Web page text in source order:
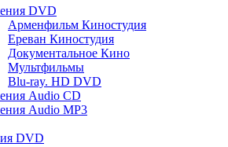
DVD
Арменфильм Киностудия
Ереван Киностудия
Документальное Кино
Мультфильмы
Blu-ray. HD DVD
Audio CD
Audio MP3
DVD